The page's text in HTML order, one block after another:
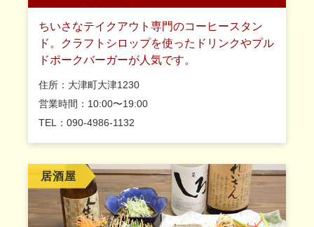
ちいさなテイクアウト専門のコーヒースタン
ド。クラフトシロップを使ったドリンクやプル
ドポークバーガーが人気です。
住所：大津町大津1230
営業時間：10:00〜19:00
TEL：090-4986-1132
居酒屋